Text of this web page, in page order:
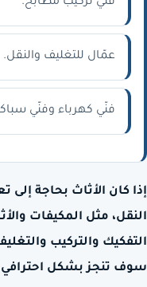
عمّال للتغليف والنقل.
فنّي كهرباء وفنّي
إذا كان الأثاث بحاجة إلى
النقل، مثل المكيفات
التفكيك والتركيب
سوف تنجز بشكل احترافي